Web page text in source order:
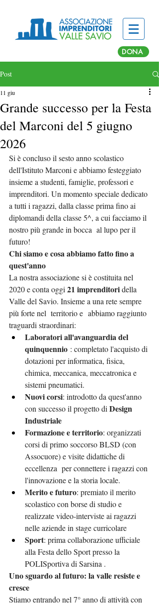
DONA
Post
Grande successo per la Festa
del Marconi del 5 giugno
2026
11 giu
Si è concluso il sesto anno scolastico
dell'Istituto Marconi e abbiamo festeggiato
insieme a studenti, famiglie, professori e
imprenditori. Un momento speciale dedicato
a tutti i ragazzi, dalla classe prima fino ai
diplomandi della classe 5^, a cui facciamo il
nostro più grande in bocca  al lupo per il
futuro!
Chi siamo e cosa abbiamo fatto fino a
quest'anno
La nostra associazione si è costituita nel
2020 e conta oggi 21 imprenditori della
Valle del Savio. Insieme a una rete sempre
più forte nel  territorio e  abbiamo raggiunto
traguardi straordinari:
Laboratori all'avanguardia del
quinquennio : completato l'acquisto di
dotazioni per informatica, fisica,
chimica, meccanica, meccatronica e
sistemi pneumatici.
Nuovi corsi: introdotto da quest'anno
con successo il progetto di Design
Industriale
Formazione e territorio: organizzati
corsi di primo soccorso BLSD (con
Assocuore) e visite didattiche di
eccellenza  per connettere i ragazzi con
l'innovazione e la storia locale.
Merito e futuro: premiato il merito
scolastico con borse di studio e
realizzate video-interviste ai ragazzi
nelle aziende in stage curricolare
Sport: prima collaborazione ufficiale
alla Festa dello Sport presso la
POLISportiva di Sarsina .
Uno sguardo al futuro: la valle resiste e
cresce
Stiamo entrando nel 7° anno di attività con